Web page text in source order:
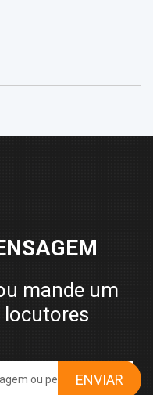
mande um
locutores
ENVIAR